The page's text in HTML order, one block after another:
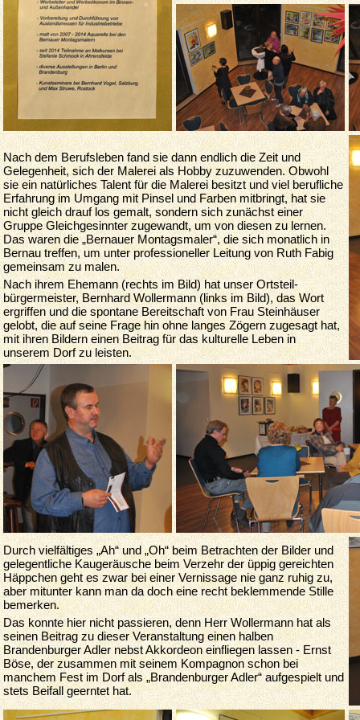
Nach dem Berufsleben fand sie dann endlich die Zeit und
Gelegenheit, sich der Malerei als Hobby zuzuwenden. Obwohl
sie ein natürliches Talent für die Malerei besitzt und viel berufliche
Erfahrung im Umgang mit Pinsel und Farben mitbringt, hat sie
nicht gleich drauf los gemalt, sondern sich zunächst einer
Gruppe Gleichgesinnter zugewandt, um von diesen zu lernen.
Das waren die „Bernauer Montagsmaler“, die sich monatlich in
Bernau treffen, um unter professioneller Leitung von Ruth Fabig
gemeinsam zu malen.
Nach ihrem Ehemann (rechts im Bild) hat unser Ortsteil­
bürgermeister, Bernhard Wollermann (links im Bild), das Wort
ergriffen und die spontane Bereitschaft von Frau Steinhäuser
gelobt, die auf seine Frage hin ohne langes Zögern zugesagt hat,
mit ihren Bildern einen Beitrag für das kulturelle Leben in
unserem Dorf zu leisten.
Durch vielfältiges „Ah“ und „Oh“ beim Betrachten der Bilder und
gelegentliche Kaugeräusche beim Verzehr der üppig gereichten
Häppchen geht es zwar bei einer Vernissage nie ganz ruhig zu,
aber mitunter kann man da doch eine recht beklemmende Stille
bemerken.
Das konnte hier nicht passieren, denn Herr Wollermann hat als
seinen Beitrag zu dieser Veranstaltung einen halben
Brandenburger Adler nebst Akkordeon einfliegen lassen - Ernst
Böse, der zusammen mit seinem Kompagnon schon bei
manchem Fest im Dorf als „Brandenburger Adler“ aufgespielt und
stets Beifall geerntet hat.